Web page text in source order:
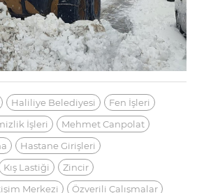
Haliliye Belediyesi
Fen İşleri
İşleri
Mehmet Canpolat
Hastane Girişleri
Kış Lastiği
Zincir
Merkezi
Özverili Çalışmalar